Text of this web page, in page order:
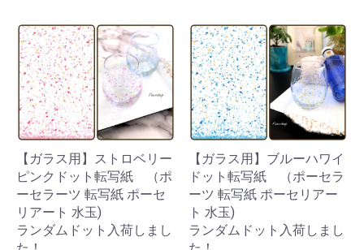
【ガラス用】ストロベリー
ピンクドット転写紙 （ポ
ーセラーツ 転写紙 ポーセ
リアート 水玉)
ランダムドット入荷しまし
【ガラス用】ブルーハワイ
ドット転写紙 （ポーセラ
ーツ 転写紙 ポーセリアー
ト 水玉)
ランダムドット入荷しまし